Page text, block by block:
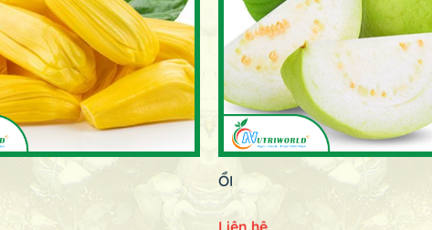
ỔI
Liên hệ